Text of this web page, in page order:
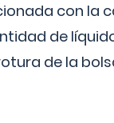
con la
de
de la